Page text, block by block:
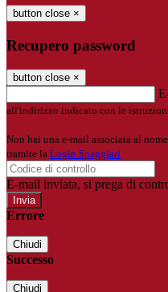
button close ×
Recupero password
button close ×
all'indirizzo indicato con le
Non hai una e-mail associata al
tramite la Login Spaggiari
E-mail inviata, si prega di
Errore
Chiudi
Successo
Chiudi